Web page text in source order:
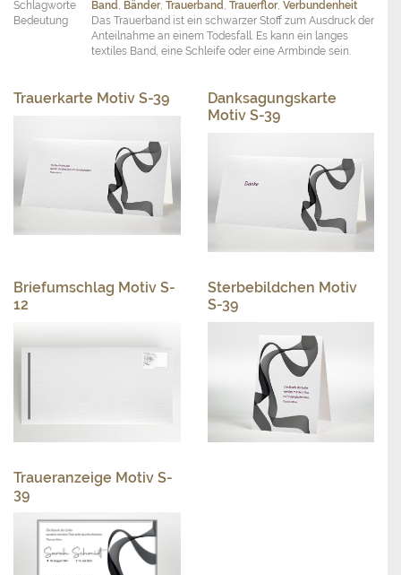
Schlagworte
Band, Bänder, Trauerband, Trauerflor, Verbundenheit
Bedeutung
Das Trauerband ist ein schwarzer Stoff zum Ausdruck der
Anteilnahme an einem Todesfall. Es kann ein langes
textiles Band, eine Schleife oder eine Armbinde sein.
Trauerkarte Motiv S-39
Danksagungskarte
Motiv S-39
Briefumschlag Motiv S-
12
Sterbebildchen Motiv
S-39
Traueranzeige Motiv S-
39